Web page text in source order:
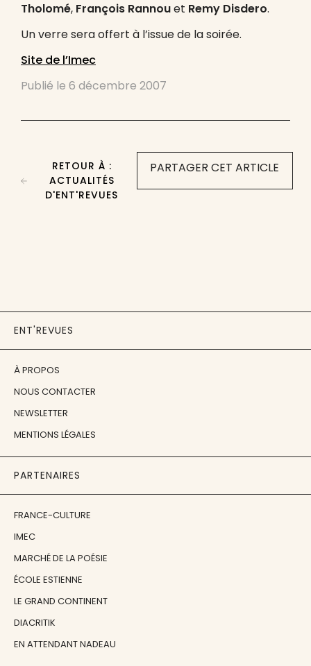
Tholomé, François Rannouet Remy Disdero.
Un verre sera offert à l’issue de la soirée.
Site de l’Imec
Publié le 6 décembre 2007
PARTAGER CET ARTICLE
RETOUR À :
ACTUALITÉS
D'ENT'REVUES
ENT'REVUES
À PROPOS
NOUS CONTACTER
NEWSLETTER
MENTIONS LÉGALES
PARTENAIRES
FRANCE-CULTURE
IMEC
MARCHÉ DE LA POÉSIE
ÉCOLE ESTIENNE
LE GRAND CONTINENT
DIACRITIK
EN ATTENDANT NADEAU